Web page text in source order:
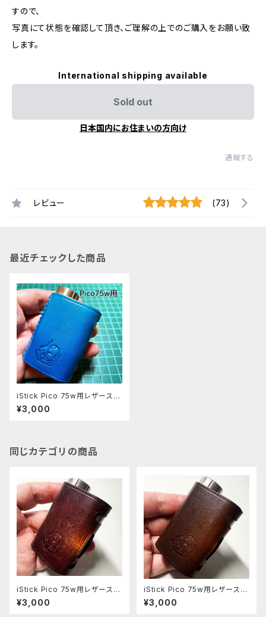
すので、
写真にて状態を確認して頂き、ご理解の上でのご購入をお願い致
します。
International shipping available
Sold out
日本国内にお住まいの方向け
通報する
レビュー (73)
最近チェックした商品
iStick Pico 75w用レザースリ
ーブ [080-pc]
¥3,000
同じカテゴリの商品
iStick Pico 75w用レザースリ
ーブ [408-pc]
¥3,000
iStick Pico 75w用レザースリ
ーブ [406-pc]
¥3,000